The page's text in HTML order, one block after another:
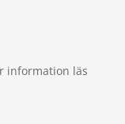
information läs